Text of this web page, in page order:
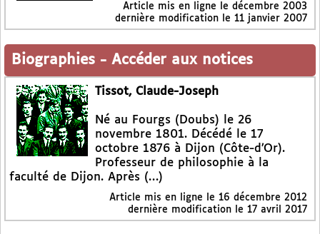
Article mis en ligne le décembre 2003
dernière modification le 11 janvier 2007
Biographies - Accéder aux notices
Tissot, Claude-Joseph
Né au Fourgs (Doubs) le 26
novembre 1801. Décédé le 17
octobre 1876 à Dijon (Côte-d’Or).
Professeur de philosophie à la
faculté de Dijon. Après (…)
Article mis en ligne le 16 décembre 2012
dernière modification le 17 avril 2017